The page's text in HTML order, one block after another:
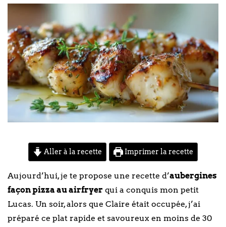
Aller à la recette Imprimer la recette
Aujourd’hui, je te propose une recette d’aubergines
façon pizza au airfryer qui a conquis mon petit
Lucas. Un soir, alors que Claire était occupée, j’ai
préparé ce plat rapide et savoureux en moins de 30